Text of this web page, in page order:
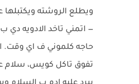
ويطلع الروشته ويكتبلها
— اتمني تاخد الادويه
حاجه كلموني ف اي وقت.
تفوق تاكل كويس، سلام